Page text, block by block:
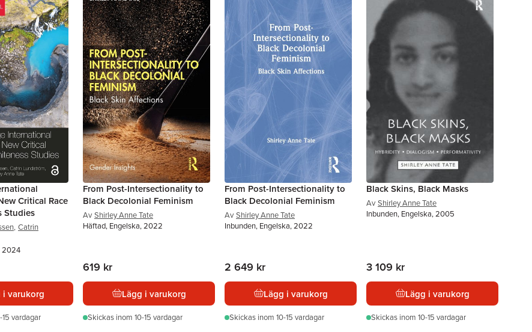
Critical Race
Studies
, Catrin
2024
i varukorg
15 vardagar
From Post-Intersectionality to
Black Decolonial Feminism
Av Shirley Anne Tate
Häftad, Engelska, 2022
619 kr
Lägg i varukorg
Skickas inom 10-15 vardagar
From Post-Intersectionality to
Black Decolonial Feminism
Av Shirley Anne Tate
Inbunden, Engelska, 2022
2 649 kr
Lägg i varukorg
Skickas inom 10-15 vardagar
Black Skins, Black Masks
Av Shirley Anne Tate
Inbunden, Engelska, 2005
3 109 kr
Lägg i varukorg
Skickas inom 10-15 vardagar